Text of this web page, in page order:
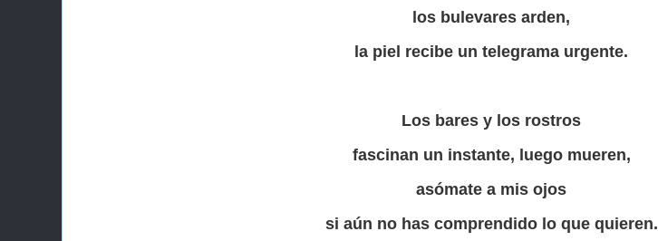
los bulevares arden,
la piel recibe un telegrama urgente.
Los bares y los rostros
fascinan un instante, luego mueren,
asómate a mis ojos
si aún no has comprendido lo que quieren.